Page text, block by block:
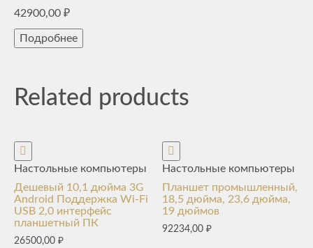
42900,00 ₽
Подробнее
Related products
Настольные компьютеры
Дешевый 10,1 дюйма 3G
Android Поддержка Wi-Fi
USB 2,0 интерфейс
планшетный ПК
26500,00 ₽
Настольные компьютеры
Планшет промышленный,
18,5 дюйма, 23,6 дюйма,
19 дюймов
92234,00₽